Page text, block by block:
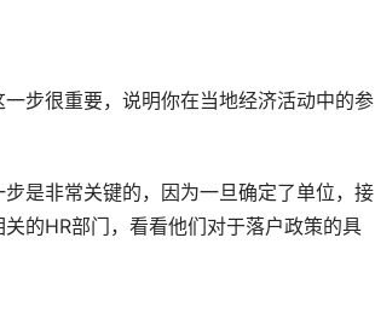
步很重要，说明你在当地经济活动中的参
是非常关键的，因为一旦确定了单位，接
的HR部门，看看他们对于落户政策的具